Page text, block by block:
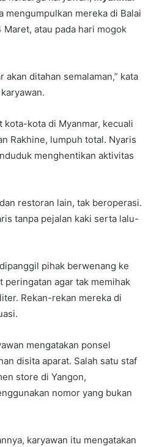
mengumpulkan mereka di Balai
Maret, atau pada hari mogok
akan ditahan semalaman,” kata
kota-kota di Myanmar, kecuali
Rakhine, lumpuh total. Nyaris
menghentikan aktivitas
restoran lain, tak beroperasi.
tanpa pejalan kaki serta lalu-
pihak berwenang ke
peringatan agar tak memihak
Rekan-rekan mereka di
mengatakan ponsel
disita aparat. Salah satu staf
store di Yangon,
nomor yang bukan
karyawan itu mengatakan